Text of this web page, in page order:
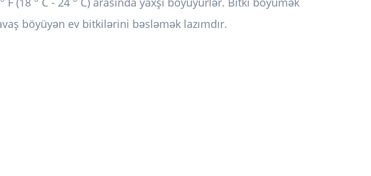
böyüyən ev bitkilərini bəsləmək lazımdır.